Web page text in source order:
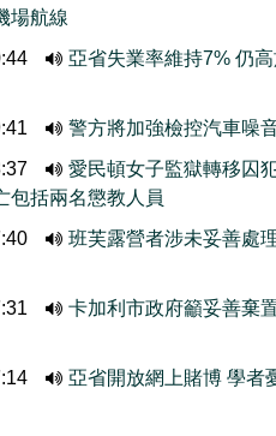
場航線
亞省失業率維持7% 仍
警方將加強檢控汽車噪
愛民頓女子監獄轉移囚
括兩名懲教人員
班芙露營者涉未妥善處
卡加利市政府籲妥善棄
亞省開放網上賭博 學者